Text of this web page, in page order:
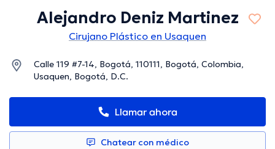
Alejandro Deniz Martinez
Cirujano Plástico en Usaquen
Calle 119 #7-14, Bogotá, 110111, Bogotá, Colombia,
Usaquen, Bogotá, D.C.
Llamar ahora
Chatear con médico